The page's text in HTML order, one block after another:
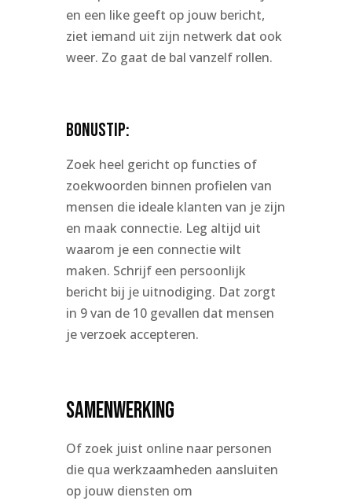
en een like geeft op jouw bericht,
ziet iemand uit zijn netwerk dat ook
weer. Zo gaat de bal vanzelf rollen.
BONUSTIP:
Zoek heel gericht op functies of
zoekwoorden binnen profielen van
mensen die ideale klanten van je zijn
en maak connectie. Leg altijd uit
waarom je een connectie wilt
maken. Schrijf een persoonlijk
bericht bij je uitnodiging. Dat zorgt
in 9 van de 10 gevallen dat mensen
je verzoek accepteren.
Samenwerking
Of zoek juist online naar personen
die qua werkzaamheden aansluiten
op jouw diensten om